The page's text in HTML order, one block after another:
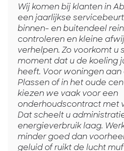
Wij komen bij klanten in
een jaarlijkse
binnen- en buitendeel
controleren en kleine
verhelpen. Zo voorkomt u
moment dat u de koeling
heeft. Voor woningen
Plassen of in het oude
kiezen we vaak voor een
onderhoudscontract met
Dat scheelt u
energieverbruik laag.
minder goed dan
geluid of ruikt de lucht